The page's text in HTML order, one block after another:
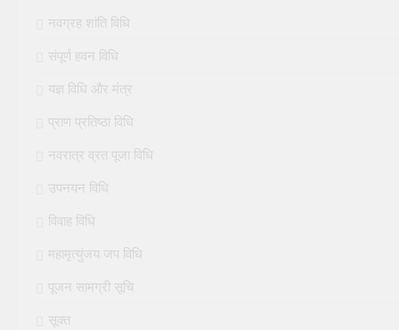
नवग्रह शांति विधि
संपूर्ण हवन विधि
यज्ञ विधि और मंत्र
प्राण प्रतिष्ठा विधि
नवरात्र व्रत पूजा विधि
उपनयन विधि
विवाह विधि
महामृत्युंजय जप विधि
पूजन सामग्री सूचि
सूक्त